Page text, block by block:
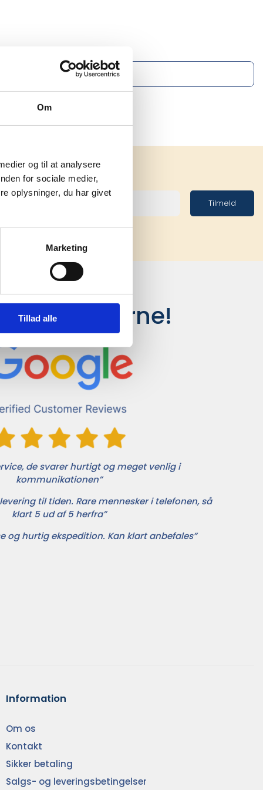
Om
og til at analysere
for sociale medier,
oplysninger, du har givet
Marketing
Tillad alle
Tilmeld
kunderne!
de svarer hurtigt og meget venlig i
kommunikationen”
til tiden. Rare mennesker i telefonen, så
klart 5 ud af 5 herfra”
og hurtig ekspedition. Kan klart anbefales”
Information
Om os
Kontakt
Sikker betaling
Salgs- og leveringsbetingelser